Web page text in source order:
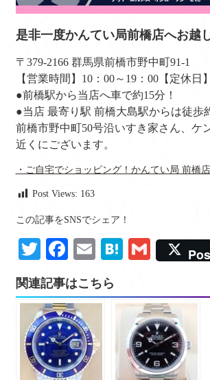
是非一度かんてい局前橋店へお越
〒379-2166 群馬県前橋市野中町91-1
【営業時間】10：00～19：00【定休日
●前橋駅から当店へ車で約15分！
●当店 最寄り駅 前橋大島駅からは徒歩
前橋市野中町50号沿いすき家さん、ケ
近くにございます。
・ご自宅でショッピング！かんてい局 前橋
Post Views: 163
この記事をSNSでシェア！
TwitterFacebook
EmailHatenaGmail
関連記事はこちら